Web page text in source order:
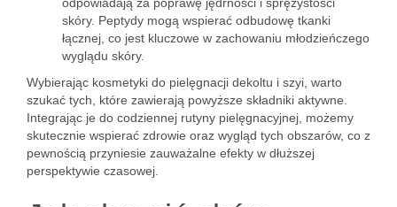
skóry. Peptydy mogą wspierać odbudowę tkanki
łącznej, co jest kluczowe w zachowaniu młodzieńczego
wyglądu skóry.
Wybierając kosmetyki do pielęgnacji dekoltu i szyi, warto
szukać tych, które zawierają powyższe składniki aktywne.
Integrając je do codziennej rutyny pielęgnacyjnej, możemy
skutecznie wspierać zdrowie oraz wygląd tych obszarów, co z
pewnością przyniesie zauważalne efekty w dłuższej
perspektywie czasowej.